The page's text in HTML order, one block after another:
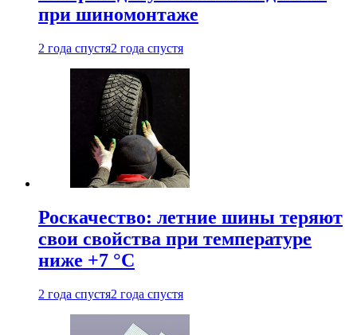
при шиномонтаже
2 года спустя2 года спустя
Роскачество: летние шины теряют
свои свойства при температуре
ниже +7 °C
2 года спустя2 года спустя